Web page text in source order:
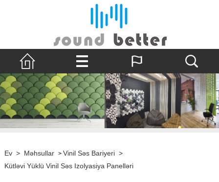
Ev > Məhsullar > Vinil Səs Bariyeri >
Kütləvi Yüklü Vinil Səs Izolyasiya Panelləri